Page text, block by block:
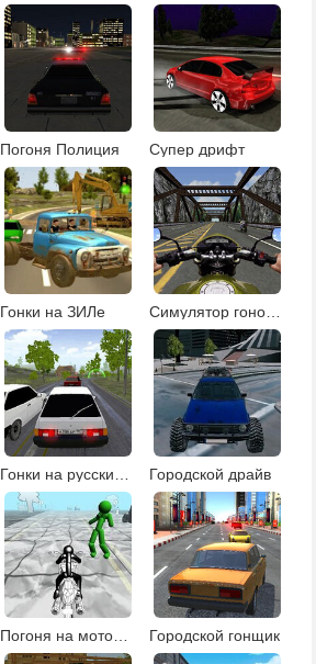
Погоня Полиция Супер дрифт
Гонки на ЗИЛе Симулятор гонок на мотоцикле
Городской драйв
Погоня на мотоцикле за зомби Городской гонщик